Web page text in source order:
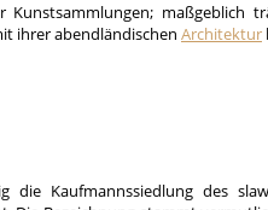
Kunstsammlungen; maßgeblich
ihrer abendländischen Architektur
die Kaufmannssiedlung des